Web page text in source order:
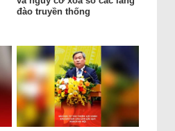
đào truyền thống